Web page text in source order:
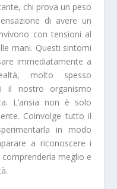
chi prova un peso
di avere un
con tensioni al
mani. Questi sintomi
immediatamente a
molto spesso
il nostro organismo
L’ansia non è solo
Coinvolge tutto il
in modo
a riconoscere i
meglio e